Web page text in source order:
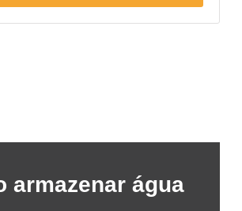
armazenar água